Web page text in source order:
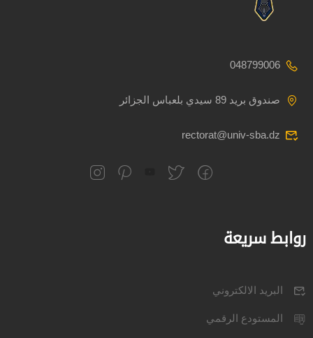
048799006
صندوق بريد 89 سيدي بلعباس الجزائر
rectorat@univ-sba.dz
روابط سريعة
البريد الالكتروني
المستودع الرقمي